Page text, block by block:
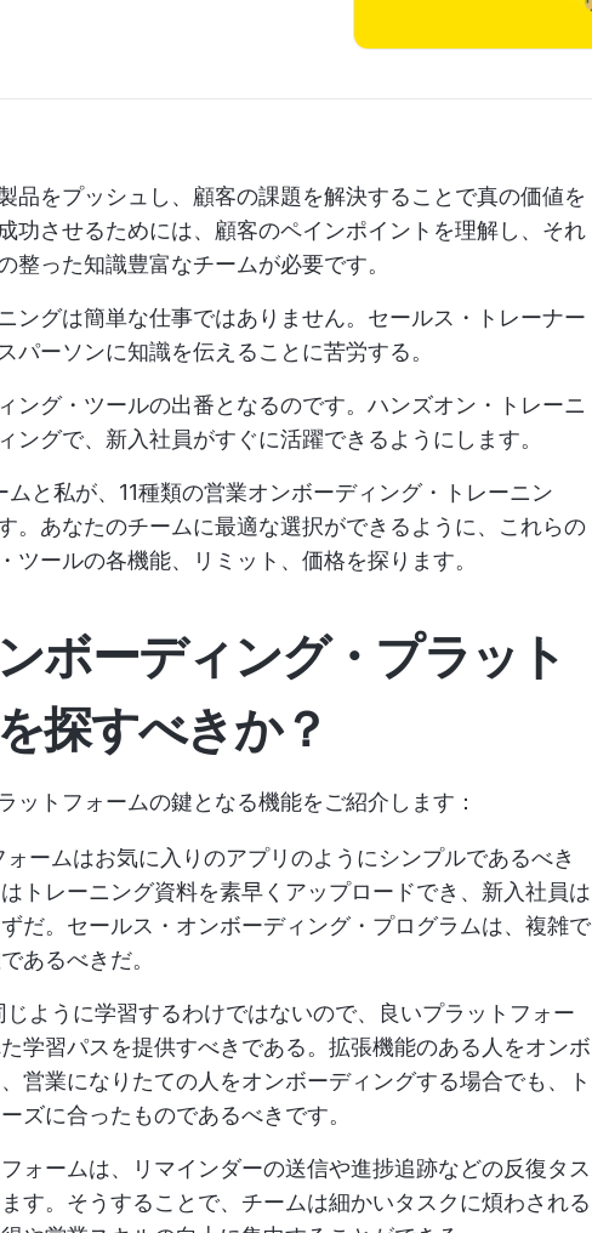
品をプッシュし、顧客の課題を解決することで真の価値を
功させるためには、顧客のペインポイントを理解し、それ
整った知識豊富なチームが必要です。
ングは簡単な仕事ではありません。セールス・トレーナー
パーソンに知識を伝えることに苦労する。
ング・ツールの出番となるのです。ハンズオン・トレーニ
ングで、新入社員がすぐに活躍できるようにします。
と私が、11種類の営業オンボーディング・トレーニン
。あなたのチームに最適な選択ができるように、これらの
ツールの各機能、リミット、価格を探ります。
ボーディング・プラット
探すべきか？
ットフォームの鍵となる機能をご紹介します：
ォームはお気に入りのアプリのようにシンプルであるべき
トレーニング資料を素早くアップロードでき、新入社員は
だ。セールス・オンボーディング・プログラムは、複雑で
あるべきだ。
じように学習するわけではないので、良いプラットフォー
学習パスを提供すべきである。拡張機能のある人をオンボ
営業になりたての人をオンボーディングする場合でも、ト
ズに合ったものであるべきです。
ォームは、リマインダーの送信や進捗追跡などの反復タス
す。そうすることで、チームは細かいタスクに煩わされる